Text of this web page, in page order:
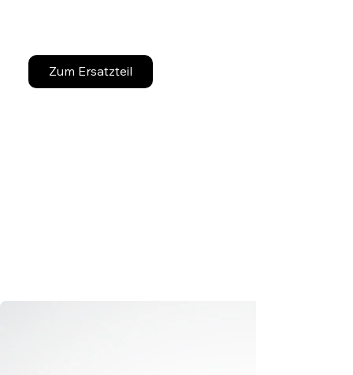
Zum Ersatzteil